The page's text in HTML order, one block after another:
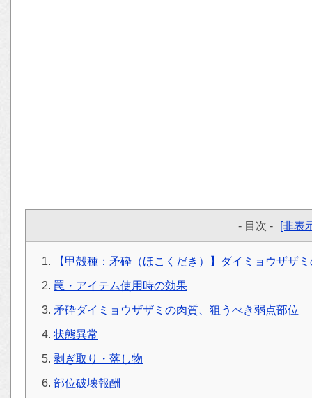
- 目次 - [非表
【甲殻種：矛砕（ほこくだき）】ダイミョウザザ
罠・アイテム使用時の効果
矛砕ダイミョウザザミの肉質、狙うべき弱点部位
状態異常
剥ぎ取り・落し物
部位破壊報酬